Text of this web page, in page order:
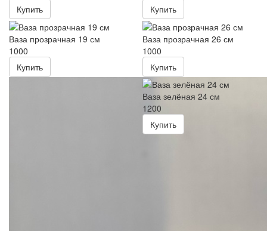
Купить
Купить
Ваза прозрачная 19 см
1000
Купить
Ваза прозрачная 26 см
1000
Купить
Ваза зелёная 24 см
1200
Купить